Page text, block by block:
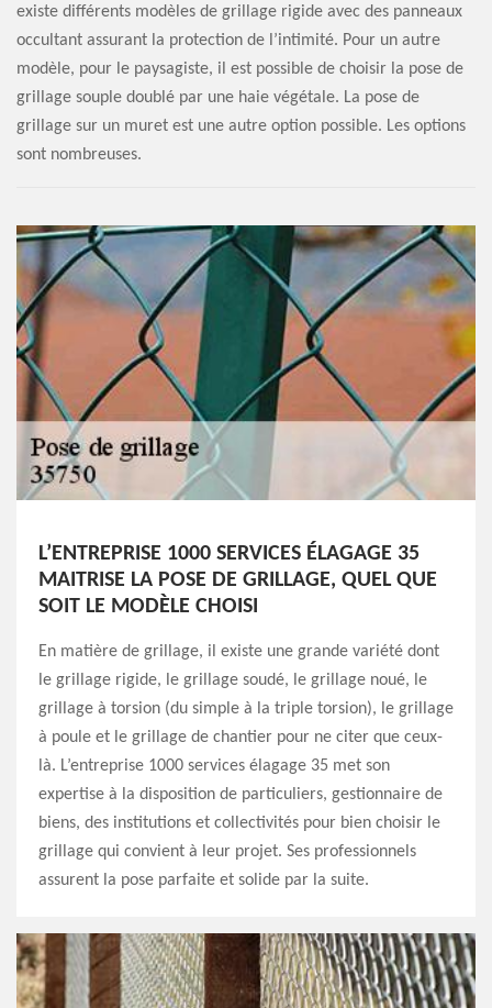
existe différents modèles de grillage rigide avec des panneaux
occultant assurant la protection de l’intimité. Pour un autre
modèle, pour le paysagiste, il est possible de choisir la pose de
grillage souple doublé par une haie végétale. La pose de
grillage sur un muret est une autre option possible. Les options
sont nombreuses.
L’ENTREPRISE 1000 SERVICES ÉLAGAGE 35
MAITRISE LA POSE DE GRILLAGE, QUEL QUE
SOIT LE MODÈLE CHOISI
En matière de grillage, il existe une grande variété dont
le grillage rigide, le grillage soudé, le grillage noué, le
grillage à torsion (du simple à la triple torsion), le grillage
à poule et le grillage de chantier pour ne citer que ceux-
là. L’entreprise 1000 services élagage 35 met son
expertise à la disposition de particuliers, gestionnaire de
biens, des institutions et collectivités pour bien choisir le
grillage qui convient à leur projet. Ses professionnels
assurent la pose parfaite et solide par la suite.